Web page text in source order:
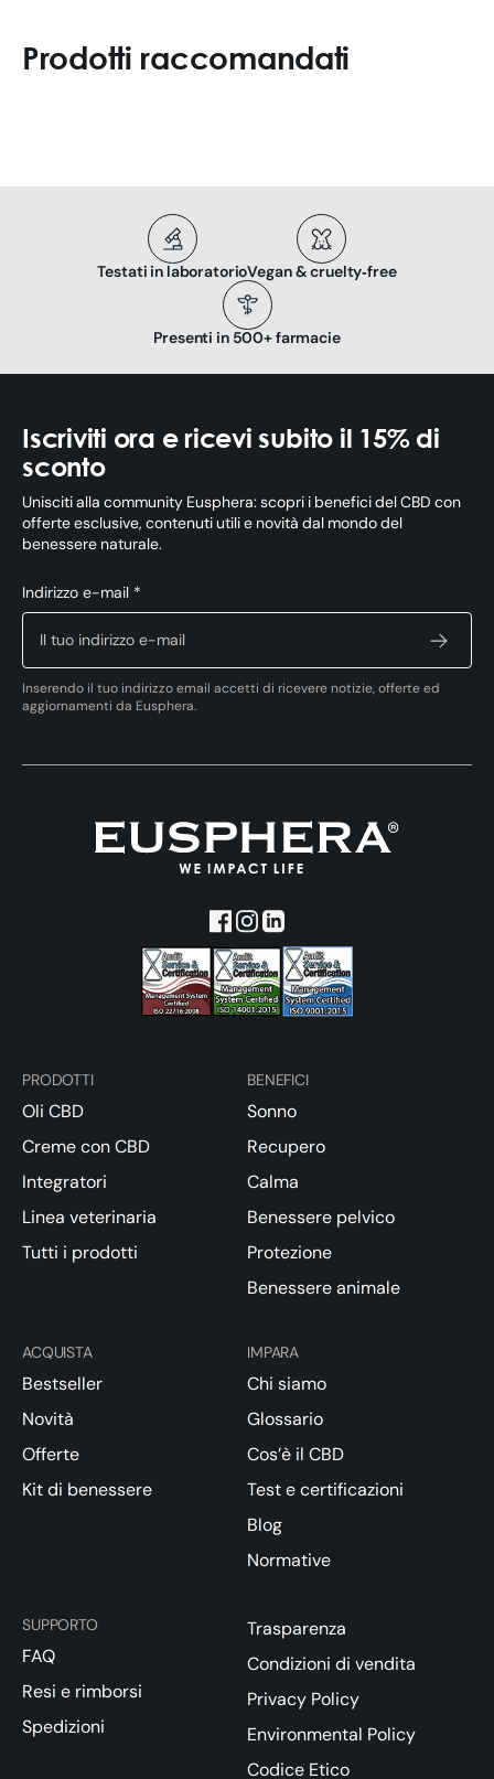
Prodotti raccomandati
Testati in laboratorioVegan & cruelty‑free
Presenti in 500+ farmacie
Iscriviti ora e ricevi subito il 15% di
sconto
Unisciti alla community Eusphera: scopri i benefici del CBD con
offerte esclusive, contenuti utili e novità dal mondo del
benessere naturale.
Indirizzo e-mail *
Inserendo il tuo indirizzo email accetti di ricevere notizie, offerte ed
aggiornamenti da Eusphera.
PRODOTTI
Oli CBD
Creme con CBD
Integratori
Linea veterinaria
Tutti i prodotti
BENEFICI
Sonno
Recupero
Calma
Benessere pelvico
Protezione
Benessere animale
ACQUISTA
Bestseller
Novità
Offerte
Kit di benessere
IMPARA
Chi siamo
Glossario
Cos’è il CBD
Test e certificazioni
Blog
Normative
SUPPORTO
FAQ
Resi e rimborsi
Spedizioni
Trasparenza
Condizioni di vendita
Privacy Policy
Environmental Policy
Codice Etico